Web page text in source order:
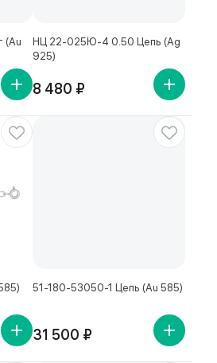
(Au
НЦ 22-025Ю-4 0.50 Цепь (Ag
925)
8 480 ₽
51-180-53050-1 Цепь (Au 585)
31 500 ₽